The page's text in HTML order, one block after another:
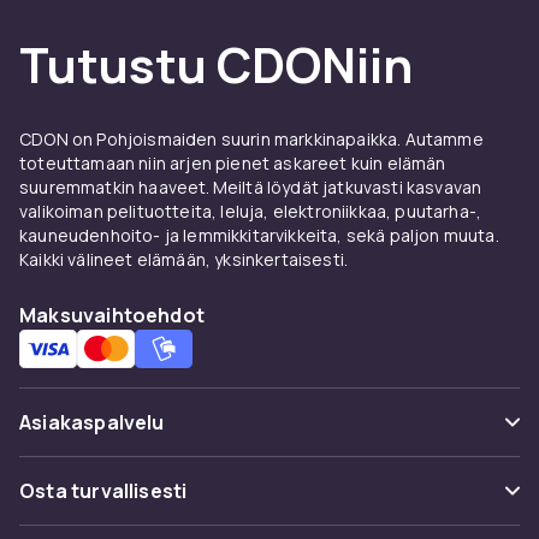
asettumatta taitteisiin.
Oikea sävy ja viimeistely
Testaa meikkivoidetta leukaliinjalla
luonnonvalossa täydellisen vastaavuuden
löytämiseksi. Mattapinta sopii rasvaiselle
iholle, satiinipinta antaa luonnollisen ulkonäön
ja dewy-pinta tuo hehkua kuivalle iholle.
aurinkopuuterilla
korostustuotteilla
CDONilta ja nauti nopeasta toimituksesta.
Tutustu CDONiin
CDON on Pohjoismaiden suurin markkinapaikka. Autamme
toteuttamaan niin arjen pienet askareet kuin elämän
suuremmatkin haaveet. Meiltä löydät jatkuvasti kasvavan
valikoiman pelituotteita, leluja, elektroniikkaa, puutarha-,
kauneudenhoito- ja lemmikkitarvikkeita, sekä paljon muuta.
Kaikki välineet elämään, yksinkertaisesti.
Maksuvaihtoehdot
Asiakaspalvelu
Usein kysyttyä (UKK)
Seuraa pakettia
Osta turvallisesti